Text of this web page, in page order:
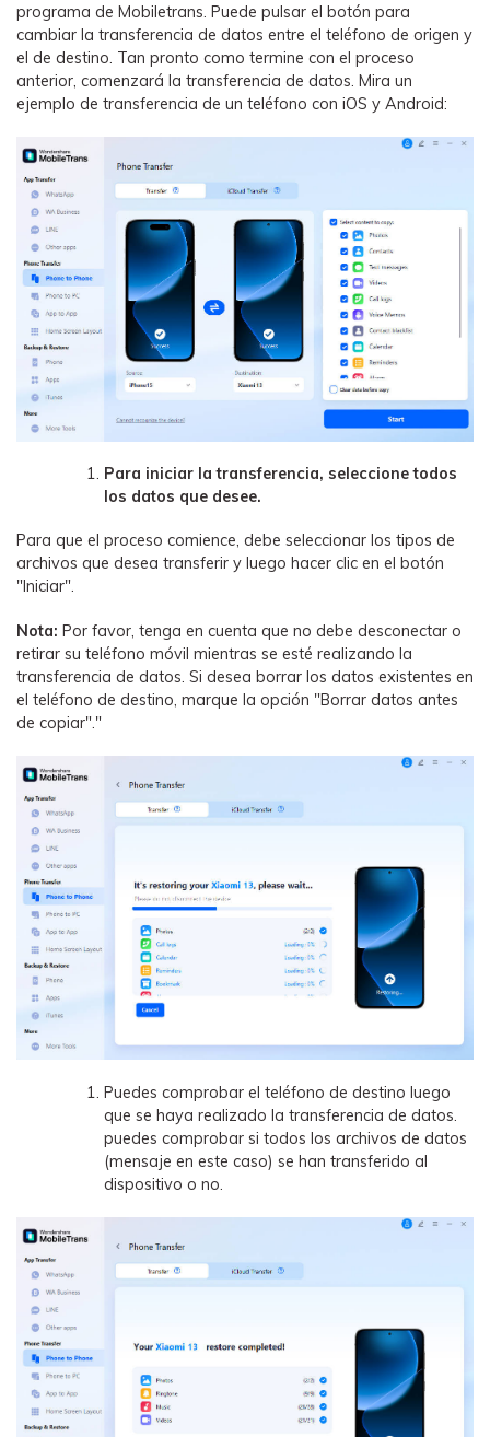
programa de Mobiletrans. Puede pulsar el botón para
cambiar la transferencia de datos entre el teléfono de origen y
el de destino. Tan pronto como termine con el proceso
anterior, comenzará la transferencia de datos. Mira un
ejemplo de transferencia de un teléfono con iOS y Android:
Para iniciar la transferencia, seleccione todos
los datos que desee.
Para que el proceso comience, debe seleccionar los tipos de
archivos que desea transferir y luego hacer clic en el botón
"Iniciar".
Nota: Por favor, tenga en cuenta que no debe desconectar o
retirar su teléfono móvil mientras se esté realizando la
transferencia de datos. Si desea borrar los datos existentes en
el teléfono de destino, marque la opción "Borrar datos antes
de copiar"."
Puedes comprobar el teléfono de destino luego
que se haya realizado la transferencia de datos.
puedes comprobar si todos los archivos de datos
(mensaje en este caso) se han transferido al
dispositivo o no.